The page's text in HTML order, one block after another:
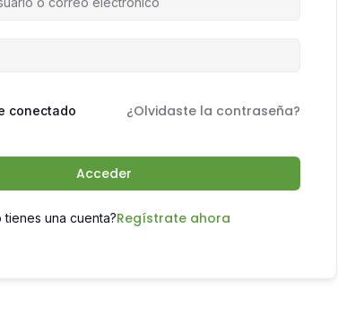
conectado ¿Olvidaste la contraseña?
Acceder
tienes una cuenta?Regístrate ahora